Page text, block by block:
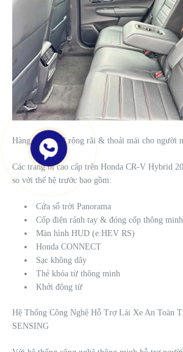
Hàng ghế thứ 2 rộng rãi & thoải mái cho người
Các trang bị cao cấp trên Honda CR-V Hybrid
so với thế hệ trước bao gồm:
Cửa sổ trời Panorama
Cốp điện rảnh tay & đóng cốp thông minh
Màn hình HUD (e:HEV RS)
Honda CONNECT
Sạc không dây
Thẻ khóa từ thông minh
Khởi động từ
Hệ Thống Công Nghệ Hỗ Trợ Lái Xe An Toàn
SENSING